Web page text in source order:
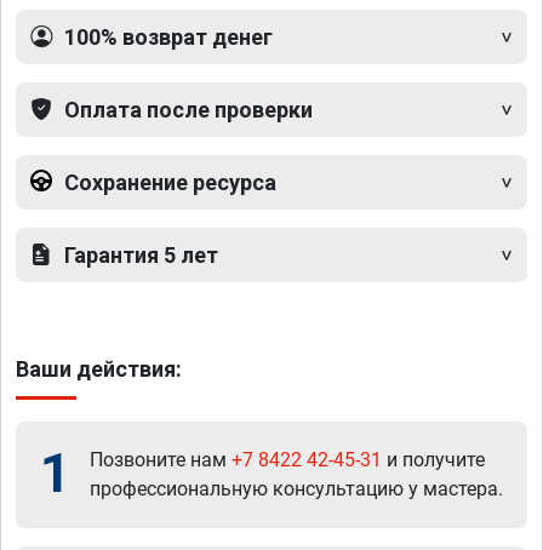
100% возврат денег
Оплата после проверки
Сохранение ресурса
Гарантия 5 лет
Ваши действия:
1 Позвоните нам +7 8422 42-45-31 и получите
профессиональную консультацию у мастера.